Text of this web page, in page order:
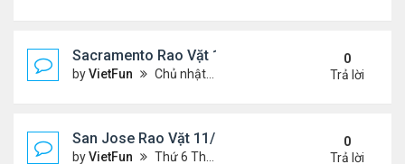
Sacramento Rao Vặt 11/12/21- 11/19/21
byVietFun Chủ nhật Tháng 11 14, 2021 8:13 pm
0
Trả lời
San Jose Rao Vặt 11/5/21 - 11/12/21
byVietFun Thứ 6 Tháng 11 05, 2021 11:39 am
0
Trả lời